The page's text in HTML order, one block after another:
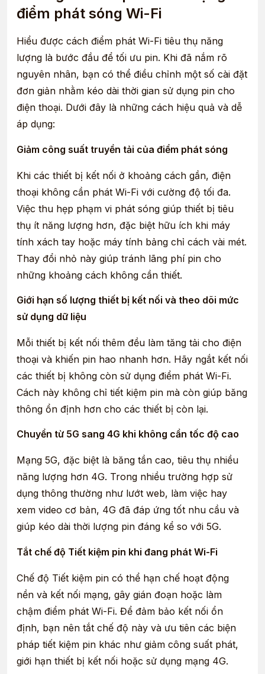
điểm phát sóng Wi-Fi
Hiểu được cách điểm phát Wi-Fi tiêu thụ năng
lượng là bước đầu để tối ưu pin. Khi đã nắm rõ
nguyên nhân, bạn có thể điều chỉnh một số cài đặt
đơn giản nhằm kéo dài thời gian sử dụng pin cho
điện thoại. Dưới đây là những cách hiệu quả và dễ
áp dụng:
Giảm công suất truyền tải của điểm phát sóng
Khi các thiết bị kết nối ở khoảng cách gần, điện
thoại không cần phát Wi-Fi với cường độ tối đa.
Việc thu hẹp phạm vi phát sóng giúp thiết bị tiêu
thụ ít năng lượng hơn, đặc biệt hữu ích khi máy
tính xách tay hoặc máy tính bảng chỉ cách vài mét.
Thay đổi nhỏ này giúp tránh lãng phí pin cho
những khoảng cách không cần thiết.
Giới hạn số lượng thiết bị kết nối và theo dõi mức
sử dụng dữ liệu
Mỗi thiết bị kết nối thêm đều làm tăng tải cho điện
thoại và khiến pin hao nhanh hơn. Hãy ngắt kết nối
các thiết bị không còn sử dụng điểm phát Wi-Fi.
Cách này không chỉ tiết kiệm pin mà còn giúp băng
thông ổn định hơn cho các thiết bị còn lại.
Chuyển từ 5G sang 4G khi không cần tốc độ cao
Mạng 5G, đặc biệt là băng tần cao, tiêu thụ nhiều
năng lượng hơn 4G. Trong nhiều trường hợp sử
dụng thông thường như lướt web, làm việc hay
xem video cơ bản, 4G đã đáp ứng tốt nhu cầu và
giúp kéo dài thời lượng pin đáng kể so với 5G.
Tắt chế độ Tiết kiệm pin khi đang phát Wi-Fi
Chế độ Tiết kiệm pin có thể hạn chế hoạt động
nền và kết nối mạng, gây gián đoạn hoặc làm
chậm điểm phát Wi-Fi. Để đảm bảo kết nối ổn
định, bạn nên tắt chế độ này và ưu tiên các biện
pháp tiết kiệm pin khác như giảm công suất phát,
giới hạn thiết bị kết nối hoặc sử dụng mạng 4G.